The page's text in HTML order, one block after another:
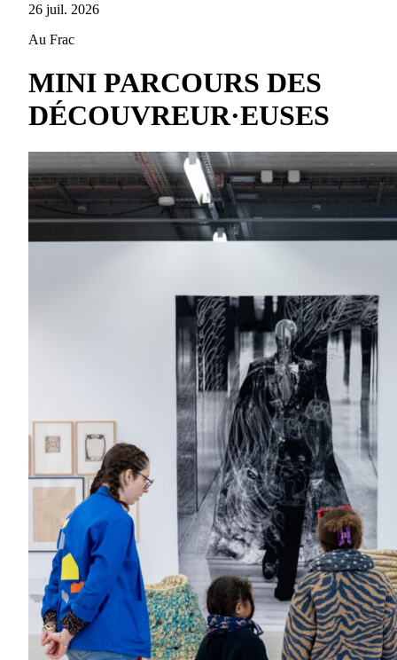
26 juil. 2026
Au Frac
MINI PARCOURS DES
DÉCOUVREUR·EUSES